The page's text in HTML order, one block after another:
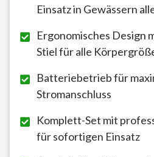
Einsatz in Gewässern
Ergonomisches Design
Stiel für alle
Batteriebetrieb für
Stromanschluss
Komplett-Set mit
für sofortigen Einsatz